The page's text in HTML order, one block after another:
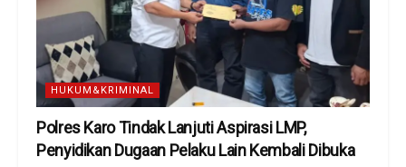
HUKUM&KRIMINAL
Polres Karo Tindak Lanjuti Aspirasi LMP,
Penyidikan Dugaan Pelaku Lain Kembali Dibuka